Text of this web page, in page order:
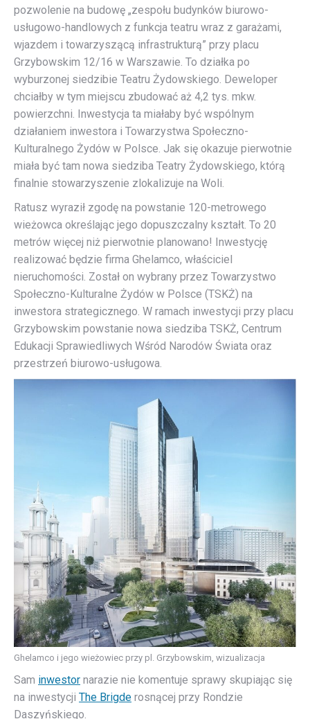
pozwolenie na budowę „zespołu budynków biurowo-
usługowo-handlowych z funkcja teatru wraz z garażami,
wjazdem i towarzyszącą infrastrukturą” przy placu
Grzybowskim 12/16 w Warszawie. To działka po
wyburzonej siedzibie Teatru Żydowskiego. Deweloper
chciałby w tym miejscu zbudować aż 4,2 tys. mkw.
powierzchni. Inwestycja ta miałaby być wspólnym
działaniem inwestora i Towarzystwa Społeczno-
Kulturalnego Żydów w Polsce. Jak się okazuje pierwotnie
miała być tam nowa siedziba Teatry Żydowskiego, którą
finalnie stowarzyszenie zlokalizuje na Woli.
Ratusz wyraził zgodę na powstanie 120-metrowego
wieżowca określając jego dopuszczalny kształt. To 20
metrów więcej niż pierwotnie planowano! Inwestycję
realizować będzie firma Ghelamco, właściciel
nieruchomości. Został on wybrany przez Towarzystwo
Społeczno-Kulturalne Żydów w Polsce (TSKŻ) na
inwestora strategicznego. W ramach inwestycji przy placu
Grzybowskim powstanie nowa siedziba TSKŻ, Centrum
Edukacji Sprawiedliwych Wśród Narodów Świata oraz
przestrzeń biurowo-usługowa.
Ghelamco i jego wieżowiec przy pl. Grzybowskim, wizualizacja
Sam inwestor narazie nie komentuje sprawy skupiając się
na inwestycji The Brigde rosnącej przy Rondzie
Daszyńskiego.